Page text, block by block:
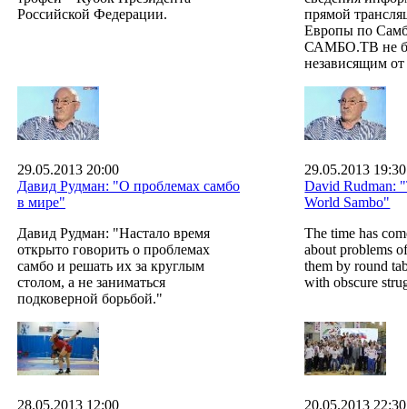
Российской Федерации.
прямой
Европы по
САМБО.ТВ не
независящим
29.05.2013 20:00
Давид Рудман: "О проблемах самбо
в мире"
Давид Рудман: "Настало время
открыто говорить о проблемах
самбо и решать их за круглым
столом, а не заниматься
подковерной борьбой."
29.05.2013 19:30
David Rudman:
World Sambo"
The time has
about problems
them by round
with obscure
28.05.2013 12:00 20.05.2013 22:30